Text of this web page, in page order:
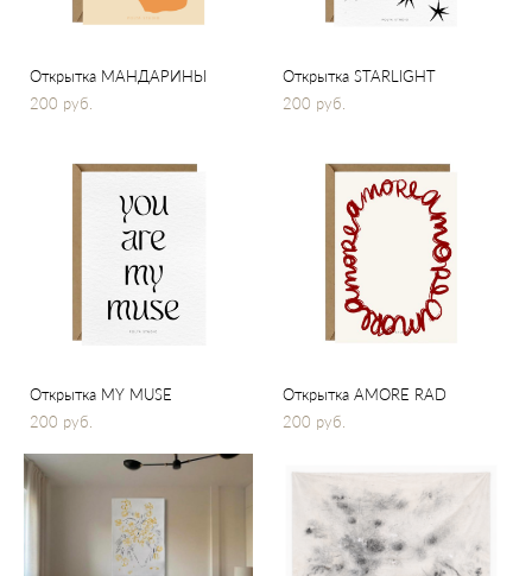
Открытка МАНДАРИНЫ
200 pуб.
Открытка STARLIGHT
200 pуб.
Открытка MY MUSE
200 pуб.
Открытка AMORE RAD
200 pуб.